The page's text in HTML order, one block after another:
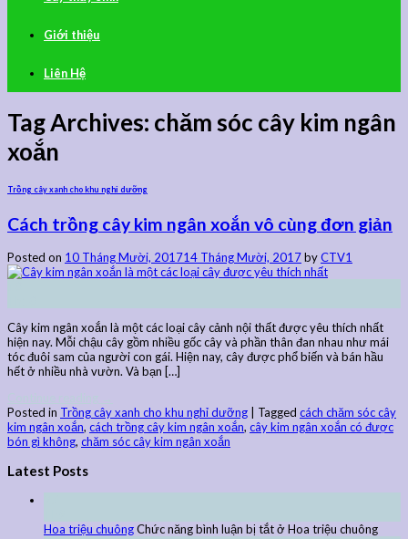
Giới thiệu
Liên Hệ
Tag Archives: chăm sóc cây kim ngân
xoắn
Trồng cây xanh cho khu nghỉ dưỡng
Cách trồng cây kim ngân xoắn vô cùng đơn giản
Posted on 10 Tháng Mười, 201714 Tháng Mười, 2017byCTV1
Cây kim ngân xoắn là một các loại cây cảnh nội thất được yêu thích nhất
hiện nay. Mỗi chậu cây gồm nhiều gốc cây và phần thân đan nhau như mái
tóc đuôi sam của người con gái. Hiện nay, cây được phổ biến và bán hầu
hết ở nhiều nhà vườn. Và bạn […]
Posted in Trồng cây xanh cho khu nghỉ dưỡng | Tagged cách chăm sóc cây
kim ngân xoắn, cách trồng cây kim ngân xoắn, cây kim ngân xoắn có được
bón gì không, chăm sóc cây kim ngân xoắn
Latest Posts
Hoa triệu chuôngChức năng bình luận bị tắtở Hoa triệu chuông